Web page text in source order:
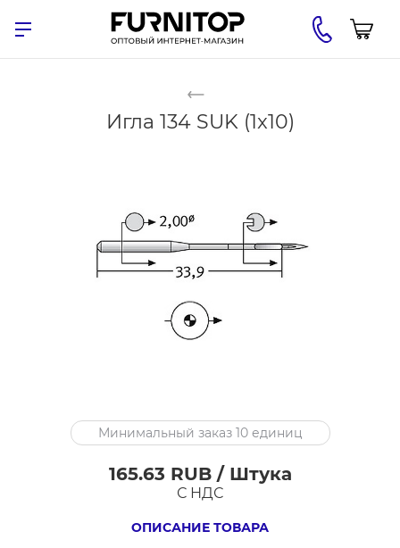
Игла 134 SUK (1x10)
Игла
Минимальный заказ 10 единиц
165.63 RUB / Штука
С НДС
ОПИСАНИЕ ТОВАРА